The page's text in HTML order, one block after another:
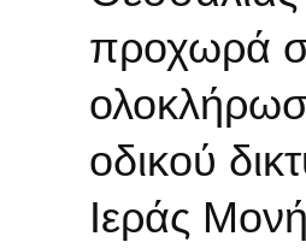
προχωρά
οδικού
Ιεράς